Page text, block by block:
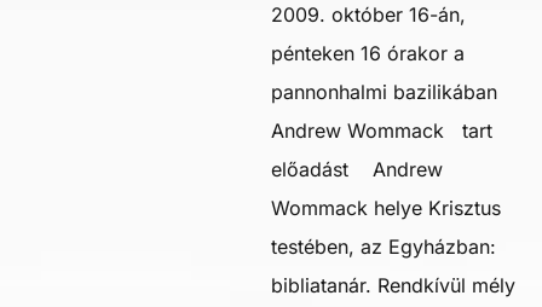
2009. október 16-án,
pénteken 16 órakor a
pannonhalmi bazilikában
Andrew Wommack tart
előadást Andrew
Wommack helye Krisztus
testében, az Egyházban:
bibliatanár. Rendkívül mély